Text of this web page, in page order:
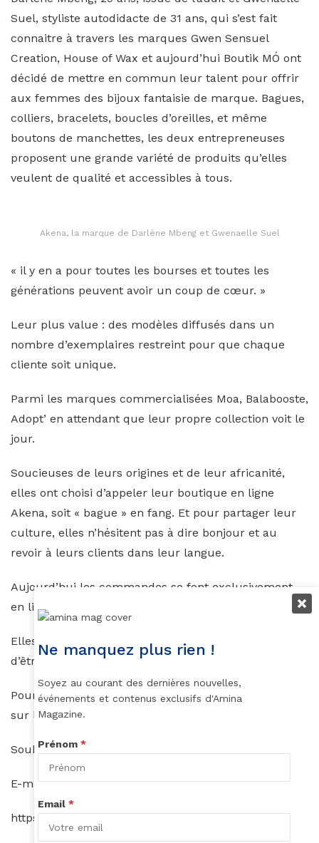
Suel, styliste autodidacte de 31 ans, qui s’est fait
connaitre à travers les marques Gwen Sensuel
Creation, House of Wax et aujourd’hui Boutik MÓ ont
décidé de mettre en commun leur talent pour offrir
aux femmes des bijoux fantaisie de marque. Bagues,
colliers, bracelets, boucles d’oreilles, et même
boutons de manchettes, les deux entrepreneuses
proposent une grande variété de produits qu’elles
veulent de qualité et accessibles à tous.
Akena, la marque de Darlène Mbeng et Gwenaelle Suel
« il y en a pour toutes les bourses et toutes les
générations peuvent avoir un coup de cœur. »
Leur plus value : des modèles diffusés dans un
nombre d’exemplaires restreint pour que chaque
cliente soit unique.
Parmi les marques commercialisées Moa, Balabooste,
Adopt’ en attendant que leur propre collection voit le
jour.
Soucieuses de leurs origines et de leur africanité,
elles ont choisi d’appeler leur boutique en ligne
Akena, soit « bague » en fang. Et pour partager leur
culture, elles n’hésitent pas à dire bonjour et au
revoir à leurs clients dans leur langue.
Aujourd’hui les commandes se font exclusivement
en ligne via leur boutique facebook.
Elles vendent dans tout le Gabon et ambitionnent
d’être présentes sur l’Afrique centrale.
Pour leur première campagne, elles ont mis l’accent
sur le visuel tout en contrastes.
Souhaitons leur bonne chance.
E-mail :akenabijoux@outlook.com
https://www.facebook.com/pg/akenabijoux/shop/
Ne manquez plus rien !
Soyez au courant des dernières nouvelles,
événements et contenus exclusifs d'Amina
Magazine.
Prénom *
Email *